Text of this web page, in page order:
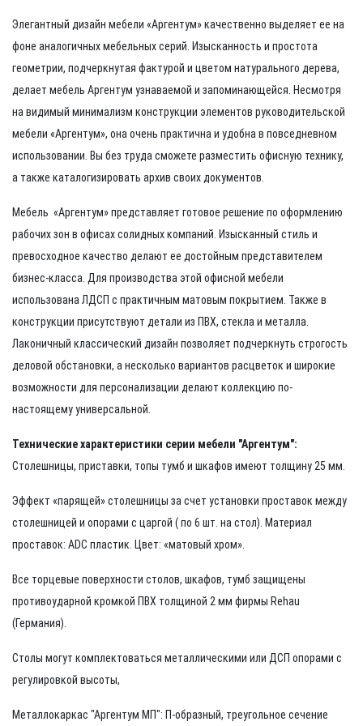
Элегантный дизайн мебели «Аргентум»качественно выделяет ее на
фоне аналогичных мебельных серий. Изысканность и простота
геометрии, подчеркнутая фактурой и цветом натурального дерева,
делает мебель Аргентум узнаваемой и запоминающейся. Несмотря
на видимый минимализм конструкции элементов руководительской
мебели «Аргентум», она очень практична и удобна в повседневном
использовании. Вы без труда сможете разместить офисную технику,
а также каталогизировать архив своих документов.
Мебель «Аргентум» представляет готовое решение по оформлению
рабочих зон в офисах солидных компаний. Изысканный стиль и
превосходное качество делают ее достойным представителем
бизнес-класса. Для производства этой офисной мебели
использована ЛДСП с практичным матовым покрытием. Также в
конструкции присутствуют детали из ПВХ, стекла и металла.
Лаконичный классический дизайн позволяет подчеркнуть строгость
деловой обстановки, а несколько вариантов расцветок и широкие
возможности для персонализации делают коллекцию по-
настоящему универсальной.
Технические характеристики серии мебели "Аргентум":
Столешницы, приставки, топы тумб и шкафов имеют толщину 25 мм.
Эффект «парящей» столешницы за счет установки проставок между
столешницей и опорами с царгой ( по 6 шт. на стол). Материал
проставок: ADC пластик. Цвет: «матовый хром».
Все торцевые поверхности столов, шкафов, тумб защищены
противоударной кромкой ПВХ толщиной 2 мм фирмы Rehau
(Германия).
Столы могут комплектоваться металлическими или ДСП опорами с
регулировкой высоты,
Металлокаркас "Аргентум МП": П-образный, треугольное сечение